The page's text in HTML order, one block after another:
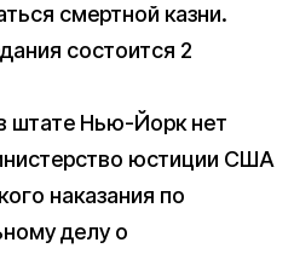
смертной казни.
состоится 2
штате Нью-Йорк нет
юстиции США
наказания по
делу о